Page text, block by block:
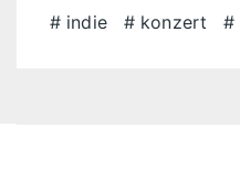
indie konzert